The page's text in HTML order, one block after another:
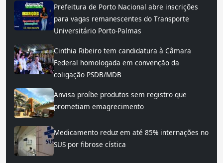
Prefeitura de Porto Nacional abre inscrições
para vagas remanescentes do Transporte
Universitário Porto-Palmas
Cinthia Ribeiro tem candidatura à Câmara
Federal homologada em convenção da
coligação PSDB/MDB
Anvisa proíbe produtos sem registro que
prometiam emagrecimento
Medicamento reduz em até 85% internações no
SUS por fibrose cística